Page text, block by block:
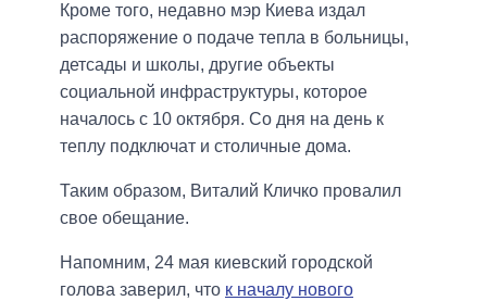
Кроме того, недавно мэр Киева издал
распоряжение о подаче тепла в больницы,
детсады и школы, другие объекты
социальной инфраструктуры, которое
началось с 10 октября. Со дня на день к
теплу подключат и столичные дома.
Таким образом, Виталий Кличко провалил
свое обещание.
Напомним, 24 мая киевский городской
голова заверил, что к началу нового